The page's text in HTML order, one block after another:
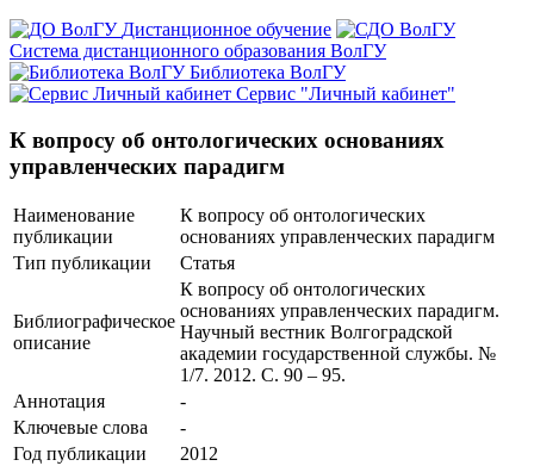
Дистанционное обучение
Система дистанционного образования ВолГУ
Библиотека ВолГУ
Сервис "Личный кабинет"
К вопросу об онтологических основаниях
управленческих парадигм
Наименование
публикации
К вопросу об онтологических
основаниях управленческих парадигм
Тип публикации
Статья
Библиографическое
описание
К вопросу об онтологических
основаниях управленческих парадигм.
Научный вестник Волгоградской
академии государственной службы. №
1/7. 2012. С. 90 – 95.
Аннотация
-
Ключевые cлова
-
Год публикации
2012